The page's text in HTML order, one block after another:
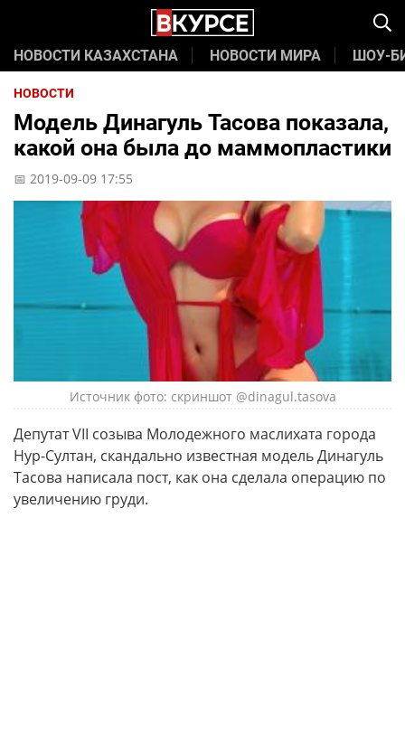
НОВОСТИ КАЗАХСТАНА НОВОСТИ МИРА ШОУ-
НОВОСТИ
Модель Динагуль Тасова показала,
какой она была до маммопластики
📅 2019-09-09 17:55
Источник фото: скриншот @dinagul.tasova
Депутат VII созыва Молодежного маслихата города
Нур-Султан, скандально известная модель Динагуль
Тасова написала пост, как она сделала операцию по
увеличению груди.